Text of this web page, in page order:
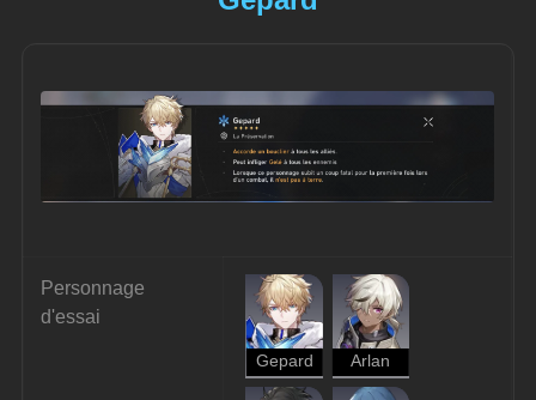
Personnage
d'essai
Gepard Arlan